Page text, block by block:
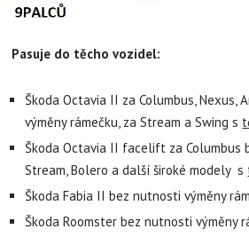
Pasuje do těcho vozidel:
Škoda Octavia II za Columbus, Nexus,
výměny rámečku, za Stream a Swing s
Škoda Octavia II facelift za Columbus
Stream, Bolero a další široké modely s
Škoda Fabia II bez nutnosti výměny
Škoda Roomster bez nutnosti výměny